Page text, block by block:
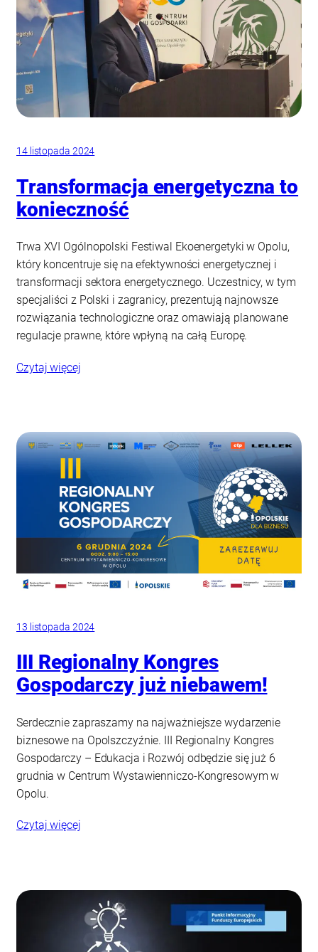
14 listopada 2024
Transformacja energetyczna to
konieczność
Trwa XVI Ogólnopolski Festiwal Ekoenergetyki w Opolu,
który koncentruje się na efektywności energetycznej i
transformacji sektora energetycznego. Uczestnicy, w tym
specjaliści z Polski i zagranicy, prezentują najnowsze
rozwiązania technologiczne oraz omawiają planowane
regulacje prawne, które wpłyną na całą Europę.
Czytaj więcej
13 listopada 2024
III Regionalny Kongres
Gospodarczy już niebawem!
Serdecznie zapraszamy na najważniejsze wydarzenie
biznesowe na Opolszczyźnie. III Regionalny Kongres
Gospodarczy – Edukacja i Rozwój odbędzie się już 6
grudnia w Centrum Wystawienniczo-Kongresowym w
Opolu.
Czytaj więcej